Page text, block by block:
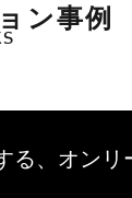
ン事例
、 オンリ